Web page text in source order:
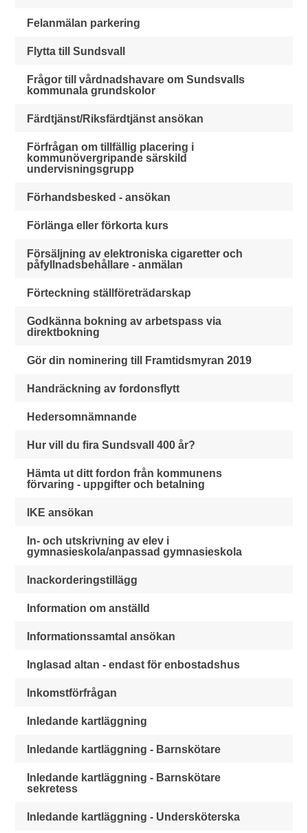
Felanmälan parkering
Flytta till Sundsvall
Frågor till vårdnadshavare om Sundsvalls
kommunala grundskolor
Färdtjänst/Riksfärdtjänst ansökan
Förfrågan om tillfällig placering i
kommunövergripande särskild
undervisningsgrupp
Förhandsbesked - ansökan
Förlänga eller förkorta kurs
Försäljning av elektroniska cigaretter och
påfyllnadsbehållare - anmälan
Förteckning ställföreträdarskap
Godkänna bokning av arbetspass via
direktbokning
Gör din nominering till Framtidsmyran 2019
Handräckning av fordonsflytt
Hedersomnämnande
Hur vill du fira Sundsvall 400 år?
Hämta ut ditt fordon från kommunens
förvaring - uppgifter och betalning
IKE ansökan
In- och utskrivning av elev i
gymnasieskola/anpassad gymnasieskola
Inackorderingstillägg
Information om anställd
Informationssamtal ansökan
Inglasad altan - endast för enbostadshus
Inkomstförfrågan
Inledande kartläggning
Inledande kartläggning - Barnskötare
Inledande kartläggning - Barnskötare
sekretess
Inledande kartläggning - Undersköterska